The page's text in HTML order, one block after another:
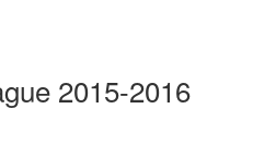
2015-2016